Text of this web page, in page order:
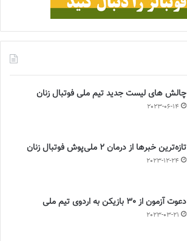
چالش هاى ليست جدید تيم ملى فوتبال زنان
2023-06-14
تازه‌ترین خبرها از درمان ۲ ملی‌پوش فوتبال زنان
2023-12-24
دعوت آزمون از 30 بازیکن به اردوی تیم ملی
2023-03-21